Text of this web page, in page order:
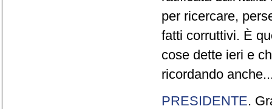
per ricercare,
fatti corruttivi. È
cose dette ieri e
ricordando
PRESIDENTE.